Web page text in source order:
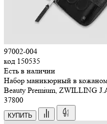
97002-004
код 150535
Есть в наличии
Набор маникюрный в кожаном
Beauty Premium, ZWILLING
37800
КУПИТЬ